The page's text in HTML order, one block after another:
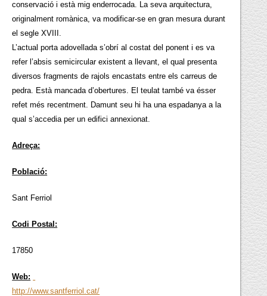
conservació i està mig enderrocada. La seva arquitectura,
originalment romànica, va modificar-se en gran mesura durant
el segle XVIII.
L’actual porta adovellada s’obrí al costat del ponent i es va
refer l’absis semicircular existent a llevant, el qual presenta
diversos fragments de rajols encastats entre els carreus de
pedra. Està mancada d’obertures. El teulat també va ésser
refet més recentment. Damunt seu hi ha una espadanya a la
qual s’accedia per un edifici annexionat.
Adreça:
Població:
Sant Ferriol
Codi Postal:
17850
Web:
http://www.santferriol.cat/